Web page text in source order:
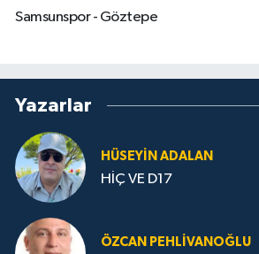
Samsunspor - Göztepe
Yazarlar
HÜSEYIN ADALAN
HİÇ VE D17
ÖZCAN PEHLIVANOĞLU